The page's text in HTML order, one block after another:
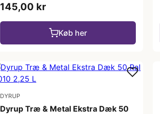
145,00 kr
Køb her
DYRUP
Dyrup Træ & Metal Ekstra Dæk 50